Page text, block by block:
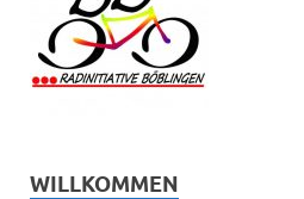
WILLKOMMEN